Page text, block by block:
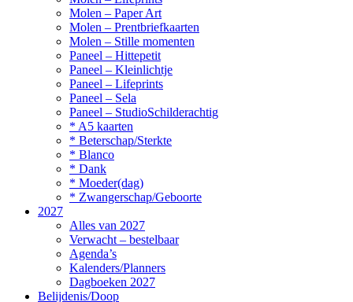
Molen – Paper Art
Molen – Prentbriefkaarten
Molen – Stille momenten
Paneel – Hittepetit
Paneel – Kleinlichtje
Paneel – Lifeprints
Paneel – Sela
Paneel – StudioSchilderachtig
* A5 kaarten
* Beterschap/Sterkte
* Blanco
* Dank
* Moeder(dag)
* Zwangerschap/Geboorte
2027
Alles van 2027
Verwacht – bestelbaar
Agenda’s
Kalenders/Planners
Dagboeken 2027
Belijdenis/Doop